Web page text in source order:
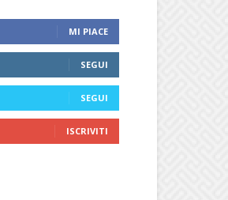
MI PIACE
SEGUI
SEGUI
ISCRIVITI